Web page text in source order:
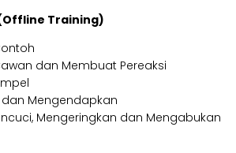
Training)
dan Membuat Pereaksi
Mengendapkan
Mengeringkan dan Mengabukan